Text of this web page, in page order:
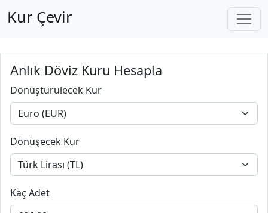
Kur Çevir
Anlık Döviz Kuru Hesapla
Dönüştürülecek Kur
Dönüşecek Kur
Kaç Adet